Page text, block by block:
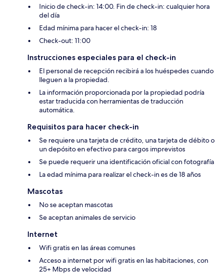
Inicio de check-in: 14:00. Fin de check-in: cualquier hora
del día
Edad mínima para hacer el check-in: 18
Check-out: 11:00
Instrucciones especiales para el check-in
El personal de recepción recibirá a los huéspedes cuando
lleguen a la propiedad.
La información proporcionada por la propiedad podría
estar traducida con herramientas de traducción
automática.
Requisitos para hacer check-in
Se requiere una tarjeta de crédito, una tarjeta de débito o
un depósito en efectivo para cargos imprevistos
Se puede requerir una identificación oficial con fotografía
La edad mínima para realizar el check-in es de 18 años
Mascotas
No se aceptan mascotas
Se aceptan animales de servicio
Internet
Wifi gratis en las áreas comunes
Acceso a internet por wifi gratis en las habitaciones, con
25+ Mbps de velocidad